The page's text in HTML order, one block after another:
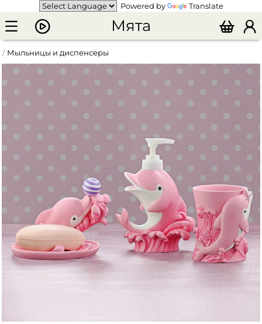
Powered by Translate
Мята
Мыльницы и диспенсеры
Детский подарочный набор "Дельфин" (мыльница, дозатор для жидкого мыла, стакан для зубных щеток)